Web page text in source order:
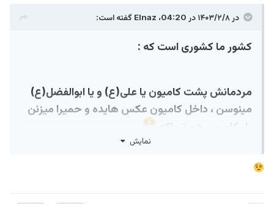
در ۱۴۰۳/۲/۸ در 04:20، Elnazگفته است:
کشور ما کشوری است که :
مردمانش پشت کامیون یا علی(ع) و یا ابوالفضل(ع)
مینوسن ، داخل کامیون عکس هایده و حمیرا میزنن
بار کامیون هم تریاکه
نمایش